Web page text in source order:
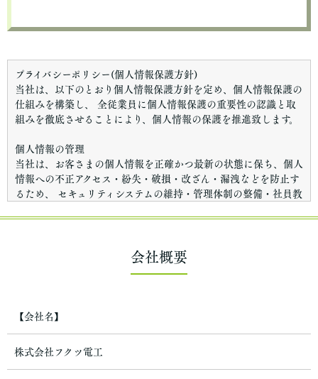
プライバシーポリシー(個人情報保護方針)
当社は、以下のとおり個人情報保護方針を定め、個人情報保護の
仕組みを構築し、 全従業員に個人情報保護の重要性の認識と取
組みを徹底させることにより、個人情報の保護を推進致します。
個人情報の管理
当社は、お客さまの個人情報を正確かつ最新の状態に保ち、個人
情報への不正アクセス・紛失・破損・改ざん・漏洩などを防止す
るため、 セキュリティシステムの維持・管理体制の整備・社員教
のいずれかに該当する場合を除き、個人情報を第三者に開示いた
しません。
会社概要
【会社名】
株式会社フクツ電工